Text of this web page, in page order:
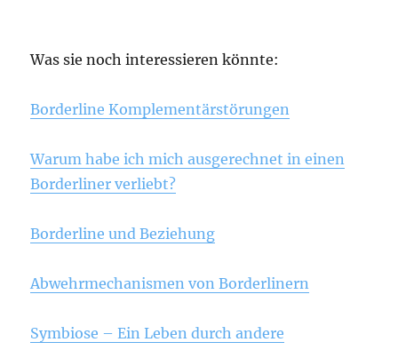
Was sie noch interessieren könnte:
Borderline Komplementärstörungen
Warum habe ich mich ausgerechnet in einen
Borderliner verliebt?
Borderline und Beziehung
Abwehrmechanismen von Borderlinern
Symbiose – Ein Leben durch andere